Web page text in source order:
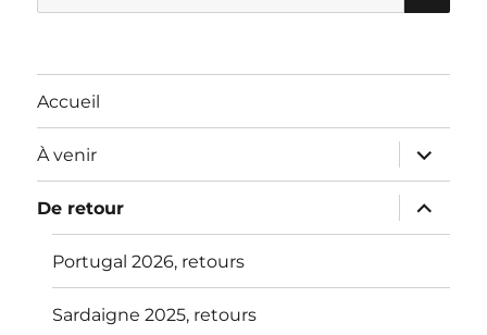
pour :
Accueil
À venir
ouvrir
le
sous-
menu
De retour
ouvrir
le
sous-
Portugal 2026, retours
Sardaigne 2025, retours